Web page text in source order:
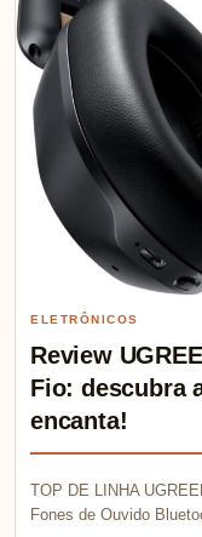
ELETRÔNICOS
Review
Fio: descubra
encanta!
TOP DE LINHA
Fones de Ouvido